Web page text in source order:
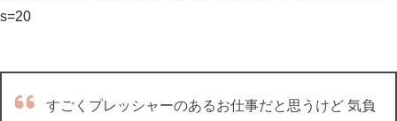
s=20
すごくプレッシャーのあるお仕事だと思うけど 気負